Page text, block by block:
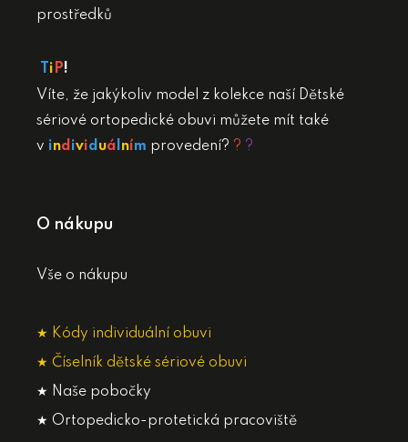
prostředků
T iP!
Víte, že jakýkoliv model z kolekce naší Dětské
sériové ortopedické obuvi můžete mít také
v individuálním provedení? ? ?
O nákupu
Vše o nákupu
★ Kódy individuální obuvi
★ Číselník dětské sériové obuvi
★ Naše pobočky
★ Ortopedicko-protetická pracoviště